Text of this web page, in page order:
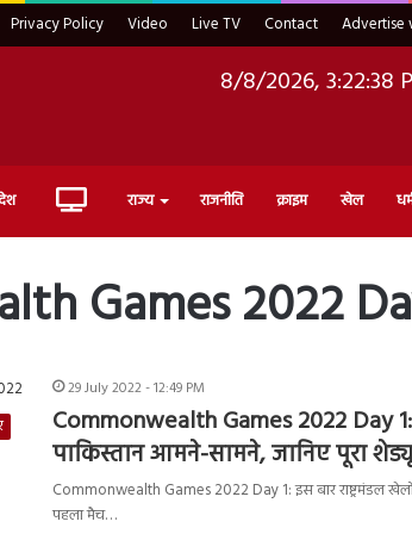
Privacy Policy Video Live TV Contact Advertise
8/8/2026, 3:22:39
Live राज्य राजनीति क्राइम खेल
Games 2022
29 July 2022 - 12:49 PM
Commonwealth Games 2022 Day
पाकिस्तान आमने-सामने, जानिए पूरा
Commonwealth Games 2022 Day 1: इस बार राष्ट्रमंडल
पहला मैच…